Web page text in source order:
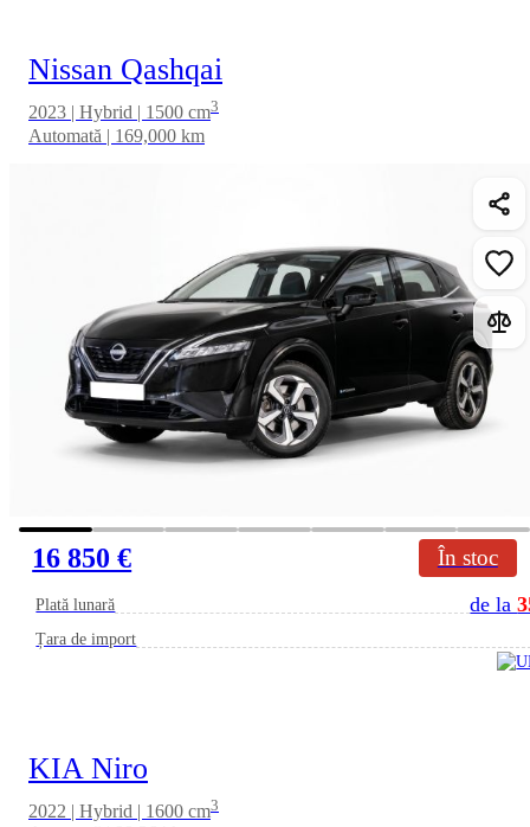
Nissan Qashqai
2023 | Hybrid | 1500 cm3
Automată | 169,000 km
16 850 € În stoc
Plată lunară de la
Țara de import
KIA Niro
2022 | Hybrid | 1600 cm3